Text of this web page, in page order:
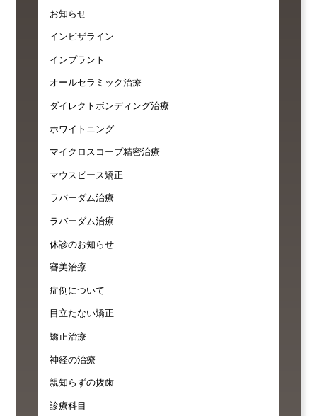
お知らせ
インビザライン
インプラント
オールセラミック治療
ダイレクトボンディング治療
ホワイトニング
マイクロスコープ精密治療
マウスピース矯正
ラバーダム治療
ラバーダム治療
休診のお知らせ
審美治療
症例について
目立たない矯正
矯正治療
神経の治療
親知らずの抜歯
診療科目